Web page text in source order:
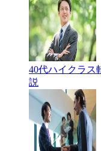
40代ハイクラス
説